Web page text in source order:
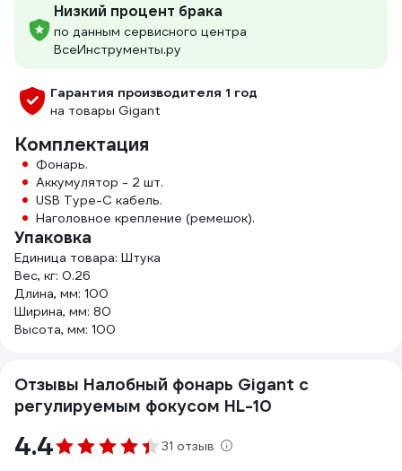
Низкий процент брака
по данным сервисного центра
ВсеИнструменты.ру
Гарантия производителя 1 год
на товары Gigant
Комплектация
Фонарь.
Аккумулятор - 2 шт.
USB Type-C кабель.
Наголовное крепление (ремешок).
Упаковка
Единица товара: Штука
Вес, кг: 0.26
Длина, мм: 100
Ширина, мм: 80
Высота, мм: 100
Отзывы Налобный фонарь Gigant с
регулируемым фокусом HL-10
4.4 31 отзыв